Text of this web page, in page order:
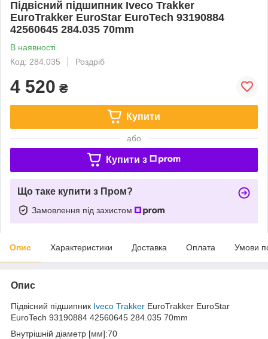
Підвісний підшипник Iveco Trakker
EuroTrakker EuroStar EuroTech 93190884
42560645 284.035 70mm
В наявності
Код: 284.035
Роздріб
4 520 ₴
Купити
або
Купити з
Що таке купити з Пром?
Замовлення під захистом
Опис Характеристики Доставка Оплата Умови
Опис
Підвісний підшипник Iveco Trakker EuroTrakker EuroStar
EuroTech 93190884 42560645 284.035 70mm
Внутрішній діаметр [мм]:70